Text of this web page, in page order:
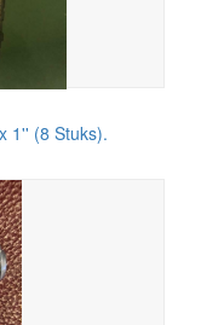
1'' (8 Stuks).